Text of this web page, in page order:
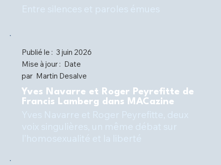
Publié le : 3 juin 2026
Mise à jour : Date
par Martin Desalve
Yves Navarre et Roger Peyrefitte de
Francis Lamberg dans MACazine